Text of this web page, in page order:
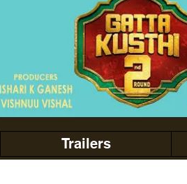
Trailers